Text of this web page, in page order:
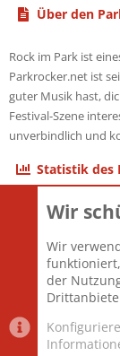
Über den
Rock im Park ist
Parkrocker.net ist
guter Musik hast,
Festival-Szene
unverbindlich und
Statistik des
Themen
Mitglieder
Neuestes Mitglied
Wir
Wir
der